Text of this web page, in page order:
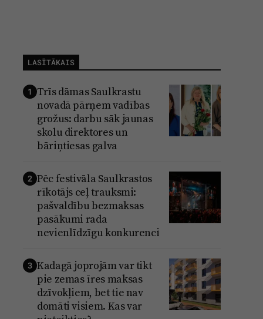
LASĪTĀKAIS
1 Trīs dāmas Saulkrastu
novadā pārņem vadības
grožus: darbu sāk jaunas
skolu direktores un
bāriņtiesas galva
2 Pēc festivāla Saulkrastos
rīkotājs ceļ trauksmi:
pašvaldību bezmaksas
pasākumi rada
nevienlīdzīgu konkurenci
3 Kadagā joprojām var tikt
pie zemas īres maksas
dzīvokļiem, bet tie nav
domāti visiem. Kas var